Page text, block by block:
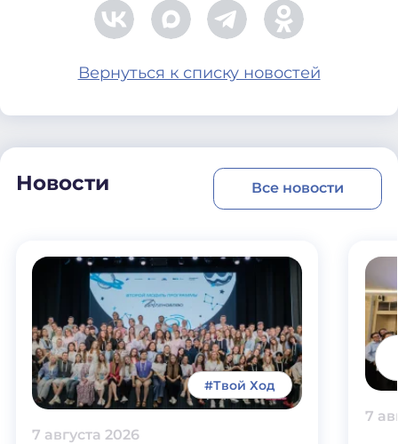
Вернуться к списку новостей
Новости Все новости
#Твой Ход
7 августа 2026
7